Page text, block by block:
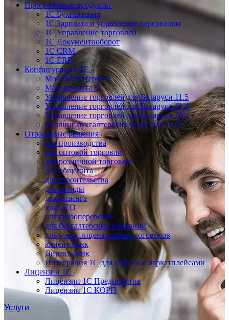
Программные продукты
1С Бухгалтерия
1С Зарплата и управление персоналом
1С Управление торговлей
1С Документооборот
1С CRM
1С ERP
Конфигурации 1С
Моя бухгалтерия 8
Моя зарплата 8
Управление торговлей для Беларуси 11.5
Управление торговлей для Беларуси 11.4
Управление торговлей для Беларуси 10.4
Биллинг бухгалтерских услуг для 1С:8
Отраслевые решения
для производства
для оптовой торговли
для розничной торговли
для общепита
для строительства
для аренды
для лизинга
для СТО
для грузоперевозок
для бухгалтерских компаний
для учета лицензионных договоров
клиент-банк
Директ-банк
Интеграция 1C для обмена с маркетплейсами
Лицензии 1С
Лицензии 1С Предприятие
Лицензии 1С КОРП
Услуги